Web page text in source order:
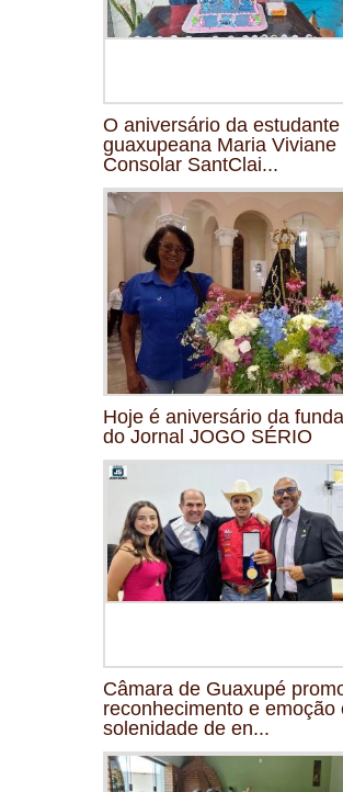
O aniversário da estudante
guaxupeana Maria Viviane
Consolar SantClai...
Hoje é aniversário da
do Jornal JOGO SÉRIO
Câmara de Guaxupé
reconhecimento e emoção
solenidade de en...